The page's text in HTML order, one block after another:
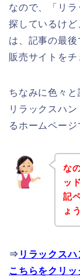
なので、「リ
探しているけ
は、記事の最
販売サイトを
ちなみに色々
リラックスハ
るホームページ
な
ッ
記
ょ
⇒ リラックス
こちらをクリッ